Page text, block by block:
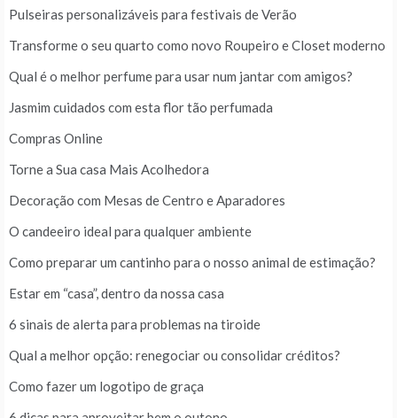
Pulseiras personalizáveis para festivais de Verão
Transforme o seu quarto como novo Roupeiro e Closet moderno
Qual é o melhor perfume para usar num jantar com amigos?
Jasmim cuidados com esta flor tão perfumada
Compras Online
Torne a Sua casa Mais Acolhedora
Decoração com Mesas de Centro e Aparadores
O candeeiro ideal para qualquer ambiente
Como preparar um cantinho para o nosso animal de estimação?
Estar em “casa”, dentro da nossa casa
6 sinais de alerta para problemas na tiroide
Qual a melhor opção: renegociar ou consolidar créditos?
Como fazer um logotipo de graça